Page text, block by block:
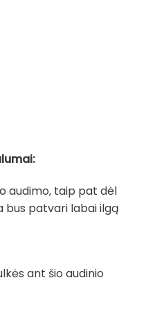
audimo, taip pat dėl
bus patvari labai ilgą
ant šio audinio